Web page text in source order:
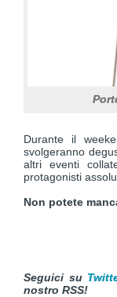
Durante il
svolgeranno
altri eventi
protagonisti
Non potete
Seguici su
nostro RSS!